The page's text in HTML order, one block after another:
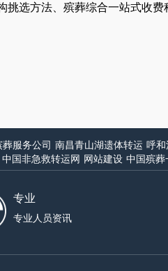
挑选方法、殡葬综合一站式收费
服务公司 南昌青山湖遗体转运 呼和
中国非急救转运网 网站建设 中国殡葬
专业
专业人员资讯